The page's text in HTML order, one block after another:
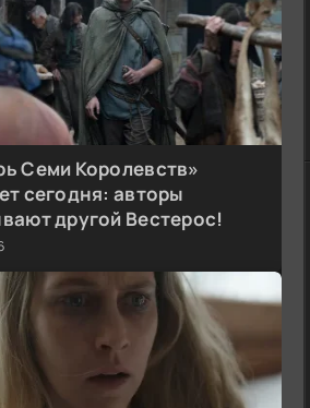
Семи Королевств»
сегодня: авторы
другой Вестерос!